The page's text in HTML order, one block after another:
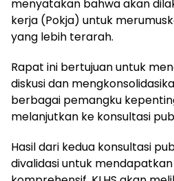
menyatakan bahwa akan
kerja (Pokja) untuk
yang lebih terarah.
Rapat ini bertujuan untuk
diskusi dan
berbagai pemangku
melanjutkan ke konsultasi
Hasil dari kedua konsultasi
divalidasi untuk